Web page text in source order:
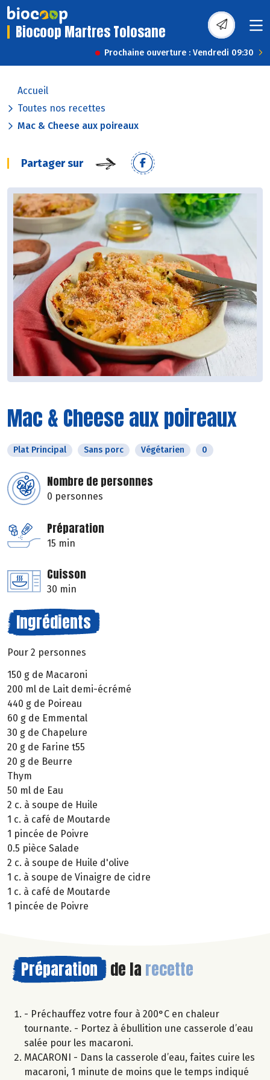
Biocoop Martres Tolosane
Prochaine ouverture : Vendredi 09:30
Accueil
Toutes nos recettes
Mac & Cheese aux poireaux
Partager sur
Mac & Cheese aux poireaux
Plat Principal Sans porc Végétarien 0
Nombre de personnes
0 personnes
Préparation
15 min
Cuisson
30 min
Ingrédients
Pour 2 personnes
150 g de Macaroni
200 ml de Lait demi-écrémé
440 g de Poireau
60 g de Emmental
30 g de Chapelure
20 g de Farine t55
20 g de Beurre
Thym
50 ml de Eau
2 c. à soupe de Huile
1 c. à café de Moutarde
1 pincée de Poivre
0.5 pièce Salade
2 c. à soupe de Huile d'olive
1 c. à soupe de Vinaigre de cidre
1 c. à café de Moutarde
1 pincée de Poivre
Préparation de la recette
- Préchauffez votre four à 200°C en chaleur
tournante. - Portez à ébullition une casserole d’eau
salée pour les macaroni.
MACARONI - Dans la casserole d’eau, faites cuire les
macaroni, 1 minute de moins que le temps indiqué